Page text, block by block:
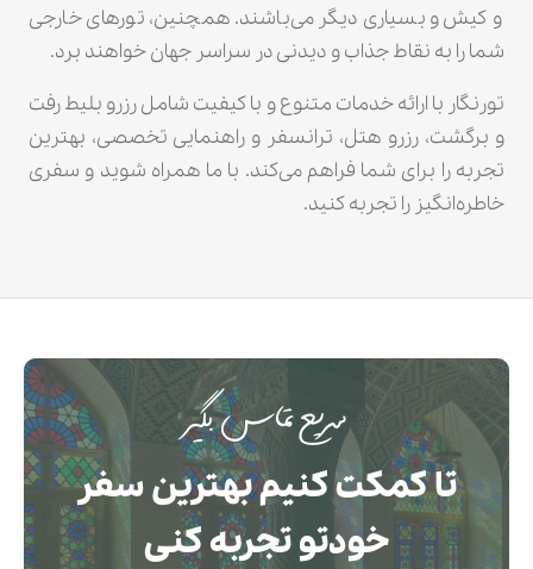
و کیش و بسیاری دیگر می‌باشند. همچنین، تورهای خارجی
شما را به نقاط جذاب و دیدنی در سراسر جهان خواهند برد.
تورنگار با ارائه خدمات متنوع و با کیفیت شامل رزرو بلیط رفت
و برگشت، رزرو هتل، ترانسفر و راهنمایی تخصصی، بهترین
تجربه را برای شما فراهم می‌کند. با ما همراه شوید و سفری
خاطره‌انگیز را تجربه کنید.
سریع تماس بگیر
تا کمکت کنیم بهترین سفر
خودتو تجربه کنی